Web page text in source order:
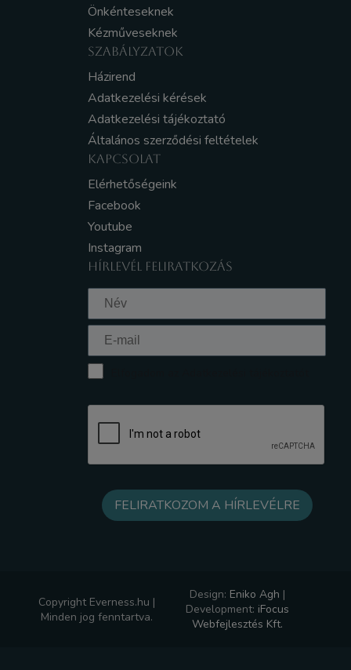
Önkénteseknek
Kézműveseknek
SZABÁLYZATOK
Házirend
Adatkezelési kérések
Adatkezelési tájékoztató
Általános szerződési feltételek
KAPCSOLAT
Elérhetőségeink
Facebook
Youtube
Instagram
HÍRLEVÉL FELIRATKOZÁS
Copyright Everness.hu |
Minden jog fenntartva.
Design: Eniko Agh |
Development: iFocus
Webfejlesztés Kft.